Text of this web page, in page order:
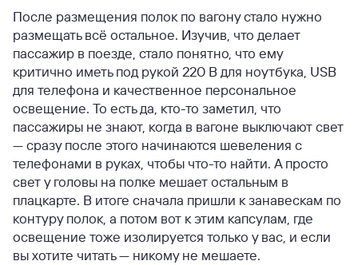
После размещения полок по вагону стало нужно
размещать всё остальное. Изучив, что делает
пассажир в поезде, стало понятно, что ему
критично иметь под рукой 220 В для ноутбука, USB
для телефона и качественное персональное
освещение. То есть да, кто-то заметил, что
пассажиры не знают, когда в вагоне выключают свет
— сразу после этого начинаются шевеления с
телефонами в руках, чтобы что-то найти. А просто
свет у головы на полке мешает остальным в
плацкарте. В итоге сначала пришли к занавескам по
контуру полок, а потом вот к этим капсулам, где
освещение тоже изолируется только у вас, и если
вы хотите читать — никому не мешаете.